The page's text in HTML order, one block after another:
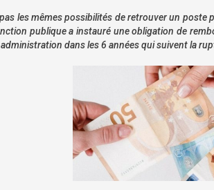
les mêmes possibilités de retrouver un
publique a instauré une obligation de
dans les 6 années qui suivent la